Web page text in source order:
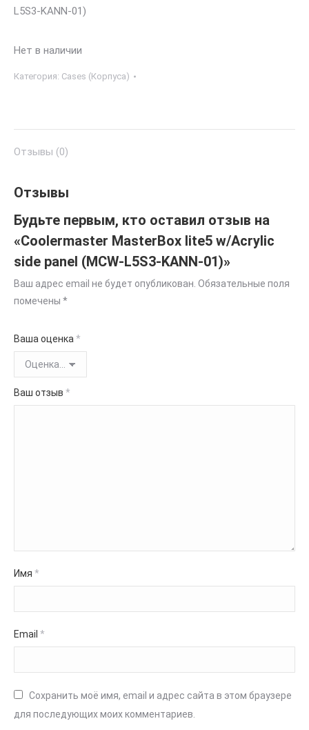
L5S3-KANN-01)
Нет в наличии
Категория: Cases (Корпуса)
Отзывы (0)
Отзывы
Будьте первым, кто оставил отзыв на
«Coolermaster MasterBox lite5 w/Acrylic
side panel (MCW-L5S3-KANN-01)»
Ваш адрес email не будет опубликован. Обязательные поля
помечены *
Ваша оценка*
Ваш отзыв *
Имя *
Email *
Сохранить моё имя, email и адрес сайта в этом браузере
для последующих моих комментариев.